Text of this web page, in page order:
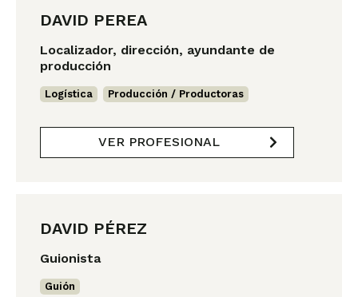
DAVID PEREA
Localizador, dirección, ayundante de
producción
Logística Producción / Productoras
VER PROFESIONAL
DAVID PÉREZ
Guionista
Guión